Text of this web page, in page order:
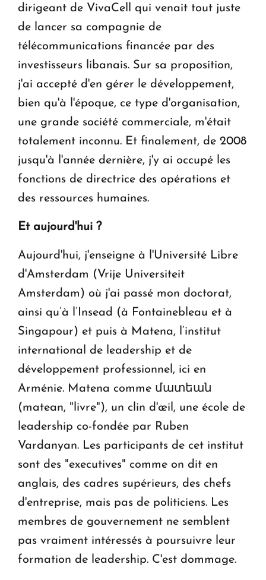
dirigeant de VivaCell qui venait tout juste
de lancer sa compagnie de
télécommunications financée par des
investisseurs libanais. Sur sa proposition,
j'ai accepté d'en gérer le développement,
bien qu'à l'époque, ce type d'organisation,
une grande société commerciale, m'était
totalement inconnu. Et finalement, de 2008
jusqu'à l'année dernière, j'y ai occupé les
fonctions de directrice des opérations et
des ressources humaines.
Et aujourd'hui ?
Aujourd'hui, j'enseigne à l'Université Libre
d'Amsterdam (Vrije Universiteit
Amsterdam) où j'ai passé mon doctorat,
ainsi qu’à l’Insead (à Fontainebleau et à
Singapour) et puis à Matena, l’institut
international de leadership et de
développement professionnel, ici en
Arménie. Matena comme մատեան
(matean, "livre"), un clin d'œil, une école de
leadership co-fondée par Ruben
Vardanyan. Les participants de cet institut
sont des "executives" comme on dit en
anglais, des cadres supérieurs, des chefs
d'entreprise, mais pas de politiciens. Les
membres de gouvernement ne semblent
pas vraiment intéressés à poursuivre leur
formation de leadership. C'est dommage.